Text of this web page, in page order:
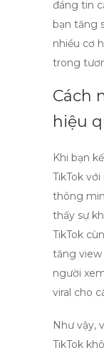
đáng tin
bạn tăng
nhiều cơ
trong
Cách
hiệu
Khi bạn
TikTok với
thông
thấy sự
TikTok
tăng view
người
viral cho
Như vậy,
TikTok